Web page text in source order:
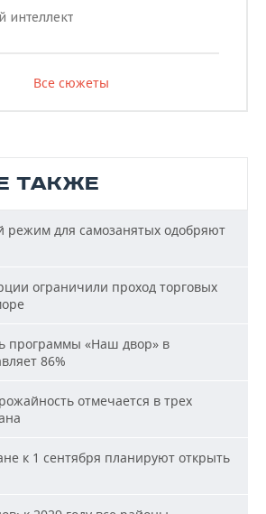
интеллект
Все сюжеты
ТАКЖЕ
режим для самозанятых одобряют
ограничили проход торговых
программы «Наш двор» в
86%
отмечается в трех
к 1 сентября планируют открыть